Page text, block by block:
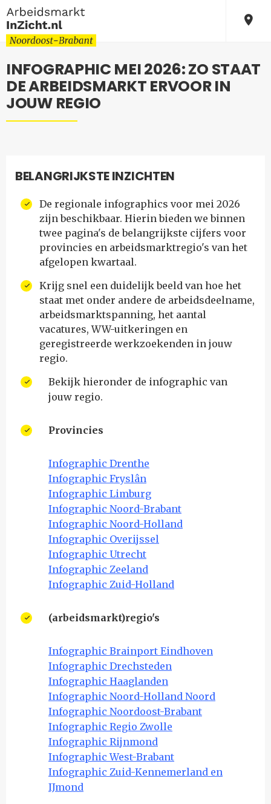
INFOGRAPHIC MEI 2026: ZO STAAT
DE ARBEIDSMARKT ERVOOR IN
JOUW REGIO
BELANGRIJKSTE INZICHTEN
De regionale infographics voor mei 2026
zijn beschikbaar. Hierin bieden we binnen
twee pagina's de belangrijkste cijfers voor
provincies en arbeidsmarktregio's van het
afgelopen kwartaal.
Krijg snel een duidelijk beeld van hoe het
staat met onder andere de arbeidsdeelname,
arbeidsmarktspanning, het aantal
vacatures, WW-uitkeringen en
geregistreerde werkzoekenden in jouw
regio.
Bekijk hieronder de infographic van
jouw regio.
Provincies
Infographic Drenthe
Infographic Fryslân
Infographic Limburg
Infographic Noord-Brabant
Infographic Noord-Holland
Infographic Overijssel
Infographic Utrecht
Infographic Zeeland
Infographic Zuid-Holland
(arbeidsmarkt)regio's
Infographic Brainport Eindhoven
Infographic Drechsteden
Infographic Haaglanden
Infographic Noord-Holland Noord
Infographic Noordoost-Brabant
Infographic Regio Zwolle
Infographic Rijnmond
Infographic West-Brabant
Infographic Zuid-Kennemerland en
IJmond